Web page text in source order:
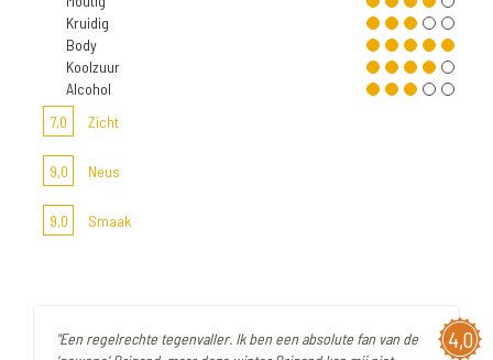
Kruidig
Body
Koolzuur
Alcohol
7,0
Zicht
9,0 Neus
9,0 Smaak
4,0
"Een regelrechte tegenvaller. Ik ben een absolute fan van de